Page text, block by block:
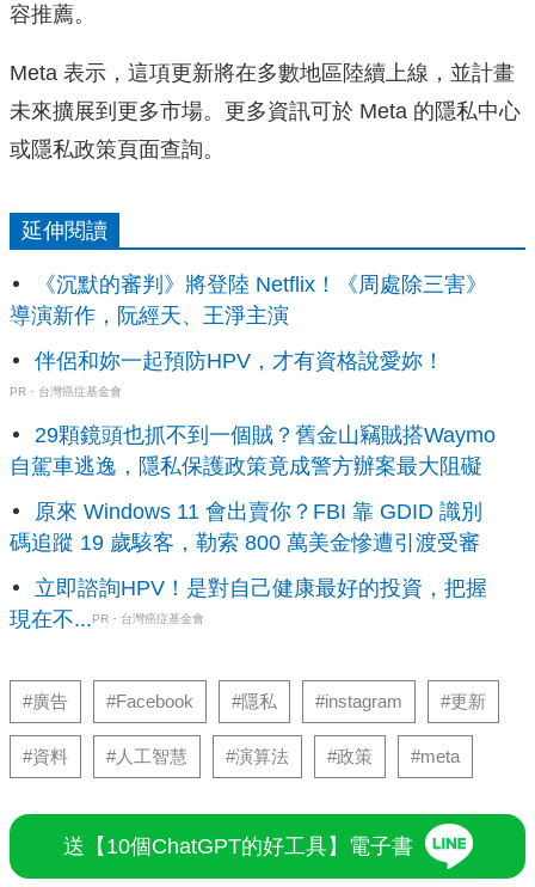
容推薦。
Meta 表示，這項更新將在多數地區陸續上線，並計畫
未來擴展到更多市場。更多資訊可於 Meta 的隱私中心
或隱私政策頁面查詢。
延伸閱讀
《沉默的審判》將登陸 Netflix！《周處除三害》
導演新作，阮經天、王淨主演
伴侶和妳一起預防HPV，才有資格說愛妳！
PR・台灣癌症基金會
29顆鏡頭也抓不到一個賊？舊金山竊賊搭Waymo
自駕車逃逸，隱私保護政策竟成警方辦案最大阻礙
原來 Windows 11 會出賣你？FBI 靠 GDID 識別
碼追蹤 19 歲駭客，勒索 800 萬美金慘遭引渡受審
立即諮詢HPV！是對自己健康最好的投資，把握
現在不...PR・台灣癌症基金會
#廣告 #Facebook #隱私 #instagram #更新
#資料 #人工智慧 #演算法 #政策 #meta
送【10個ChatGPT的好工具】電子書